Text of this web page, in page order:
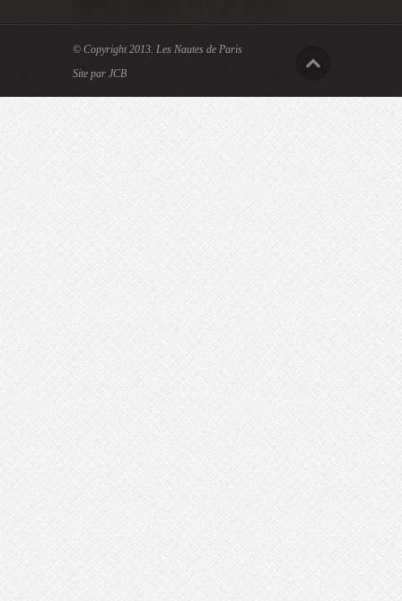
© Copyright 2013. Les Nautes de Paris
Site par JCB